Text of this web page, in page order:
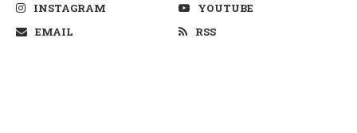
INSTAGRAM
YOUTUBE
EMAIL
RSS